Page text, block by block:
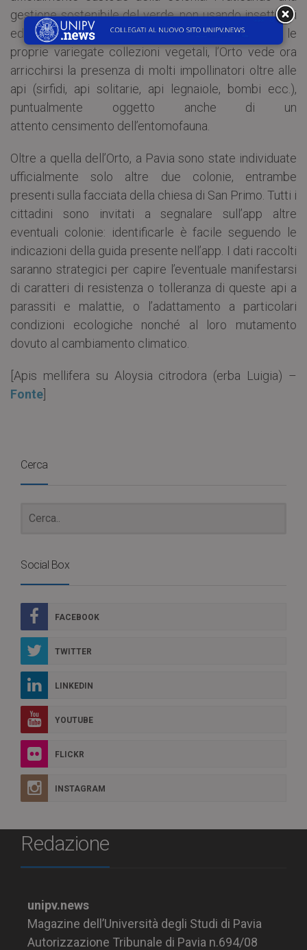
gestione sostenibile del verde, non usando insetticidi
ed erbicidi e aumentando la biodiversità con le
proprie variegate collezioni vegetali, l’Orto vede ora
arricchirsi la presenza di molti impollinatori oltre alle
api (sirfidi, api solitarie, api legnaiole, bombi ecc.),
puntualmente oggetto anche di un
attento censimento dell’entomofauna.
Oltre a quella dell’Orto, a Pavia sono state individuate
ufficialmente solo altre due colonie, entrambe
presenti sulla facciata della chiesa di San Primo. Tutti i
cittadini sono invitati a segnalare sull’app altre
eventuali colonie: identificarle è facile seguendo le
indicazioni della guida presente nell’app. I dati raccolti
saranno strategici per capire l’eventuale manifestarsi
di caratteri di resistenza o tolleranza di queste api a
parassiti e malattie, o l’adattamento a particolari
condizioni ecologiche nonché al loro mutamento
dovuto al cambiamento climatico.
[Apis mellifera su Aloysia citrodora (erba Luigia) –
Fonte]
Cerca
Social Box
FACEBOOK
TWITTER
LINKEDIN
YOUTUBE
FLICKR
INSTAGRAM
Redazione
unipv.news
Magazine dell’Università degli Studi di Pavia
Autorizzazione Tribunale di Pavia n.694/08